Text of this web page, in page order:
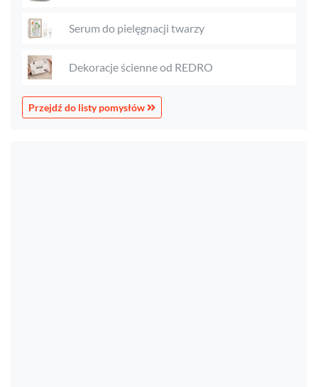
Serum do pielęgnacji twarzy
Dekoracje ścienne od REDRO
Przejdź do listy pomysłów